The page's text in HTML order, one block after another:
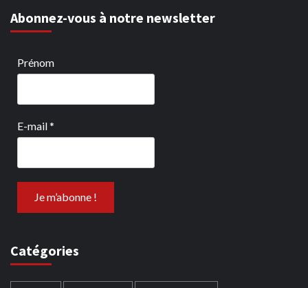
Abonnez-vous à notre newsletter
Prénom
E-mail*
Catégories